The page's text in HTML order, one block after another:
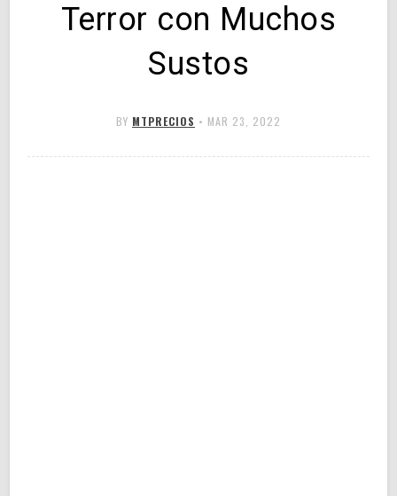
Terror con Muchos
Sustos
BY MTPRECIOS • MAR 23, 2022